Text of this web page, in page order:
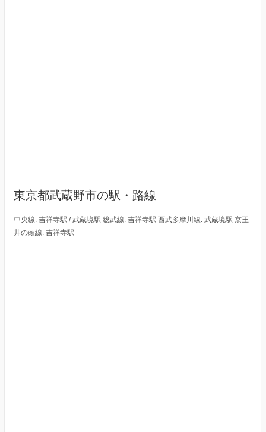
東京都武蔵野市の駅・路線
中央線: 吉祥寺駅 / 武蔵境駅 総武線: 吉祥寺駅 西武多摩川線: 武蔵境駅 京王
井の頭線: 吉祥寺駅